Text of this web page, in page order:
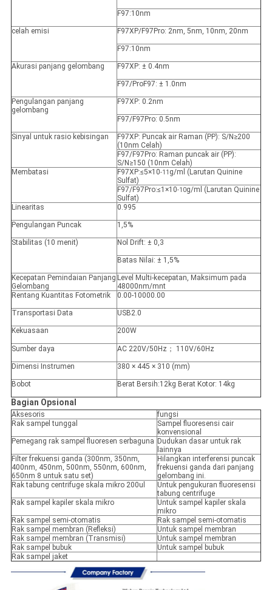
F97:10nm
celah emisi F97XP/F97Pro: 2nm, 5nm, 10nm, 20nm
F97:10nm
Akurasi panjang gelombang F97XP: ± 0.4nm
F97/ProF97: ± 1.0nm
Pengulangan panjang
gelombang
F97XP: 0.2nm
F97/F97Pro: 0.5nm
Sinyal untuk rasio kebisingan
F97XP: Puncak air Raman (PP): S/N≥200
(10nm Celah)
F97/F97Pro: Raman puncak air (PP):
S/N≥150 (10nm Celah)
Membatasi
F97XP:≤5×10-11 g/ml (Larutan Quinine
Sulfat)
F97/F97Pro:≤1×10-10g/ml (Larutan Quinine
Sulfat)
Linearitas
0.995
Pengulangan Puncak 1,5%
Stabilitas (10 menit) Nol Drift: ± 0,3
Batas Nilai: ± 1,5%
Kecepatan Pemindaian Panjang
Gelombang
Level Multi-kecepatan, Maksimum pada
48000nm/mnt
Rentang Kuantitas Fotometrik
0.00-10000.00
Transportasi Data USB2.0
Kekuasaan 200W
Sumber daya AC 220V/50Hz； 110V/60Hz
Dimensi Instrumen 380 × 445 × 310 (mm)
Bobot Berat Bersih:12kg Berat Kotor: 14kg
Bagian Opsional
Aksesoris
fungsi
Rak sampel tunggal
Sampel fluoresensi cair
konvensional
Pemegang rak sampel fluoresen serbaguna Dudukan dasar untuk rak
lainnya
Filter frekuensi ganda (300nm, 350nm,
400nm, 450nm, 500nm, 550nm, 600nm,
650nm 8 untuk satu set)
Hilangkan interferensi puncak
frekuensi ganda dari panjang
gelombang ini.
Rak tabung centrifuge skala mikro 200ul
Untuk pengukuran fluoresensi
tabung centrifuge
Rak sampel kapiler skala mikro
Untuk sampel kapiler skala
mikro
Rak sampel semi-otomatis
Rak sampel semi-otomatis
Rak sampel membran (Refleksi)
Untuk sampel membran
Rak sampel membran (Transmisi)
Untuk sampel membran
Rak sampel bubuk
Untuk sampel bubuk
Rak sampel jaket